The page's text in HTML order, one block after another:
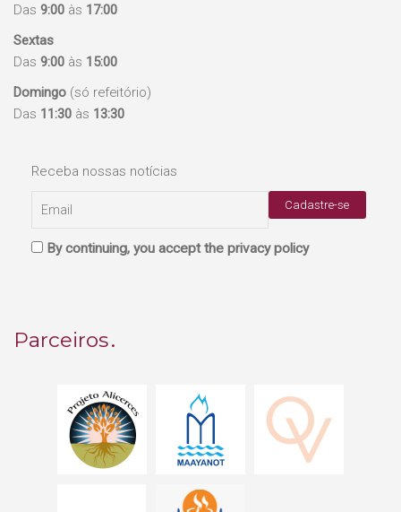
Das 9:00 às 17:00
Sextas
Das 9:00 às 15:00
Domingo (só refeitório)
Das 11:30 às 13:30
Receba nossas notícias
By continuing, you accept the privacy policy
Parceiros